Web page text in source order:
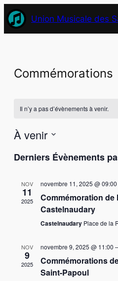
Union Musicale des
Commémorations
Il n’y a pas d’évènements à venir.
À venir
une
Derniers Évènements
NOV
11
2025
novembre 11, 2025 @ 09:00
Commémoration de
Castelnaudary
Castelnaudary Place de la
NOV
9
2025
novembre 9, 2025 @ 11:00 –
Commémorations
Saint-Papoul